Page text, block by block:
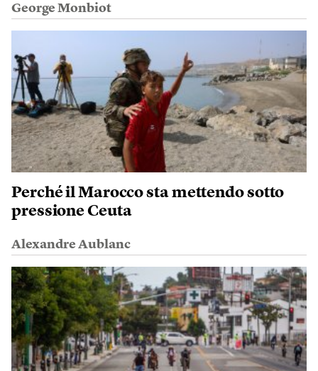
George Monbiot
Perché il Marocco sta mettendo sotto
pressione Ceuta
Alexandre Aublanc